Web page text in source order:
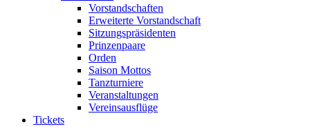
Vorstandschaften
Erweiterte Vorstandschaft
Sitzungspräsidenten
Prinzenpaare
Orden
Saison Mottos
Tanzturniere
Veranstaltungen
Vereinsausflüge
Tickets